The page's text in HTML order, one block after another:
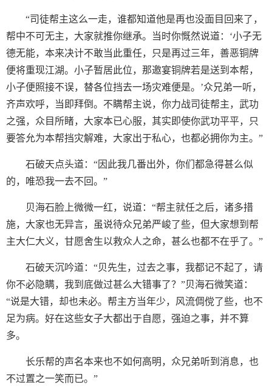
“司徒帮主这么一走，谁都知道他是再也没面目回来了，
帮中不可无主，大家就推你继承。当时你慨然说道：‘小子无
德无能，本来决计不敢当此重任，只是再过三年，善恶铜牌
便将重现江湖。小子暂居此位，那邀宴铜牌若是送到本帮，
小子便照接不误，替各位挡去一场灾难便是。’众兄弟一听，
齐声欢呼，当即拜倒。不瞒帮主说，你力战司徒帮主，武功
之强，众目所睹，大家本已心服，其实即使你武功平平，只
要答允为本帮挡灾解难，大家出于私心，也都必拥你为主。”
石破天点头道：“因此我几番出外，你们都急得甚么似
的，唯恐我一去不回。”
贝海石脸上微微一红，说道：“帮主就任之后，诸多措
施，大家也无异言，虽说待众兄弟严峻了些，但大家想到帮
主大仁大义，甘愿舍生以救众人之命，甚么也都不在乎了。”
石破天沉吟道：“贝先生，过去之事，我都记不起了，请
你不必隐瞒，我到底做过甚么大错事了？”贝海石微笑道：
“说是大错，却也未必。帮主方当年少，风流倜傥了些，也不
足为病。好在这些女子大都出于自愿，强迫之事，并不算
多。
长乐帮的声名本来也不如何高明，众兄弟听到消息，也
不过置之一笑而已。”